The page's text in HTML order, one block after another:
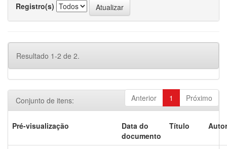
Registro(s)
Resultado 1-2 de 2.
Anterior 1 Próximo
Conjunto de itens:
Pré-visualização
Data do
documento
Título